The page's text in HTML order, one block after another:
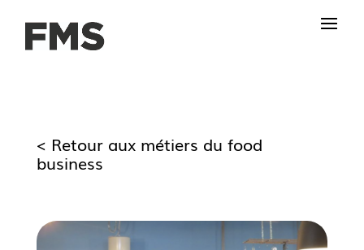
< Retour aux métiers du food
business